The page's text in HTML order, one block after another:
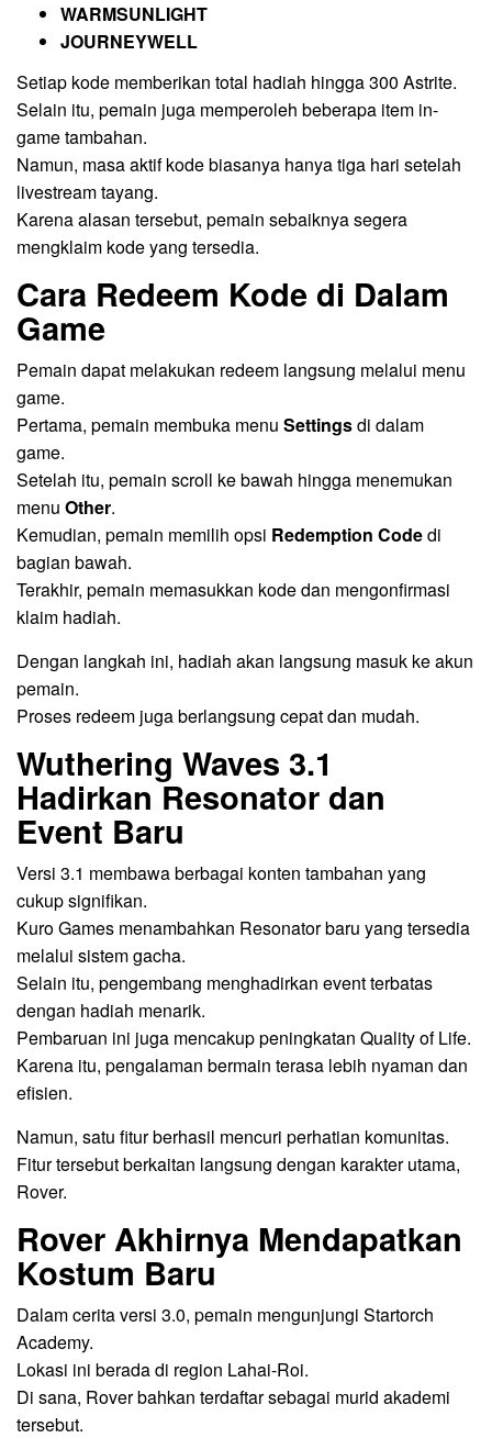
WARMSUNLIGHT
JOURNEYWELL
Setiap kode memberikan total hadiah hingga 300 Astrite.
Selain itu, pemain juga memperoleh beberapa item in-
game tambahan.
Namun, masa aktif kode biasanya hanya tiga hari setelah
livestream tayang.
Karena alasan tersebut, pemain sebaiknya segera
mengklaim kode yang tersedia.
Cara Redeem Kode di Dalam
Game
Pemain dapat melakukan redeem langsung melalui menu
game.
Pertama, pemain membuka menu Settingsdi dalam
game.
Setelah itu, pemain scroll ke bawah hingga menemukan
menu Other.
Kemudian, pemain memilih opsi Redemption Codedi
bagian bawah.
Terakhir, pemain memasukkan kode dan mengonfirmasi
klaim hadiah.
Dengan langkah ini, hadiah akan langsung masuk ke akun
pemain.
Proses redeem juga berlangsung cepat dan mudah.
Wuthering Waves 3.1
Hadirkan Resonator dan
Event Baru
Versi 3.1 membawa berbagai konten tambahan yang
cukup signifikan.
Kuro Games menambahkan Resonator baru yang tersedia
melalui sistem gacha.
Selain itu, pengembang menghadirkan event terbatas
dengan hadiah menarik.
Pembaruan ini juga mencakup peningkatan Quality of Life.
Karena itu, pengalaman bermain terasa lebih nyaman dan
efisien.
Namun, satu fitur berhasil mencuri perhatian komunitas.
Fitur tersebut berkaitan langsung dengan karakter utama,
Rover.
Rover Akhirnya Mendapatkan
Kostum Baru
Dalam cerita versi 3.0, pemain mengunjungi Startorch
Academy.
Lokasi ini berada di region Lahai-Roi.
Di sana, Rover bahkan terdaftar sebagai murid akademi
tersebut.